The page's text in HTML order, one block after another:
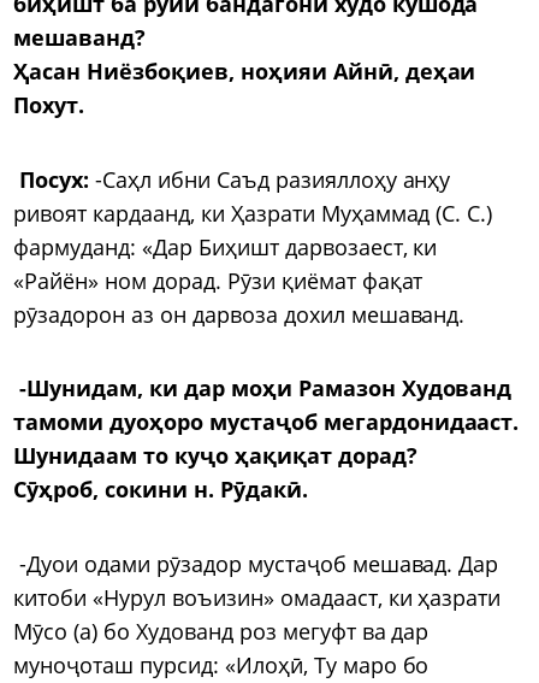
мешаванд?
Ҳасан Ниёзбоқиев, ноҳияи Айнӣ, деҳаи
Похут.
Посух:-Саҳл ибни Саъд разияллоҳу анҳу
ривоят кардаанд, ки Ҳазрати Муҳаммад (С. С.)
фармуданд: «Дар Биҳишт дарвозаест, ки
«Райён» ном дорад. Рӯзи қиёмат фақат
рӯзадорон аз он дарвоза дохил мешаванд.
-Шунидам, ки дар моҳи Рамазон Худованд
тамоми дуоҳоро мустаҷоб мегардонидааст.
Шунидаам то куҷо ҳақиқат дорад?
Сӯҳроб, сокини н. Рӯдакӣ.
-Дуои одами рӯзадор мустаҷоб мешавад. Дар
китоби «Нурул воъизин» омадааст, ки ҳазрати
Мӯсо (а) бо Худованд роз мегуфт ва дар
муноҷоташ пурсид: «Илоҳӣ, Ту маро бо